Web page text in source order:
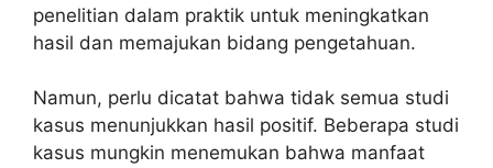
penelitian dalam praktik untuk meningkatkan
hasil dan memajukan bidang pengetahuan.
Namun, perlu dicatat bahwa tidak semua studi
kasus menunjukkan hasil positif. Beberapa studi
kasus mungkin menemukan bahwa manfaat